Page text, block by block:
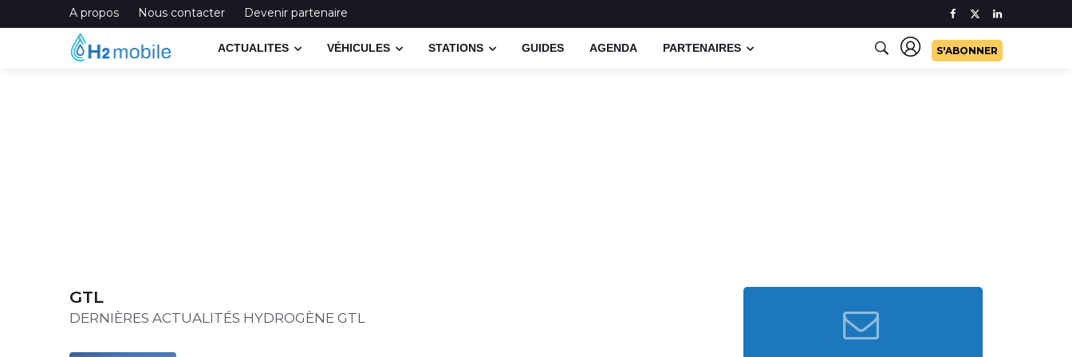
A propos Nous contacter Devenir partenaire
ACTUALITES VÉHICULES STATIONS GUIDES AGENDA PARTENAIRES S'ABONNER
GTL
DERNIÈRES ACTUALITÉS HYDROGÈNE GTL